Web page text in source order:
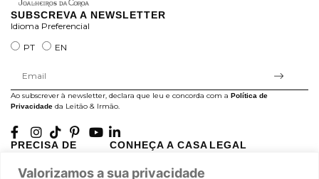
Valorizamos a sua privacidade
SUBSCREVA A NEWSLETTER
Idioma Preferencial
PT
EN
Ao subscrever à newsletter, declara que leu e concorda com a Política de
Privacidade da Leitão & Irmão.
PRECISA DE
A minha conta
CONHEÇA A CASA
História
LEGAL